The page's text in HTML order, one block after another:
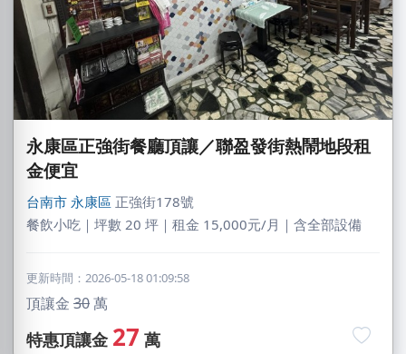
永康區正強街餐廳頂讓／聯盈發街熱鬧地段租
金便宜
台南市 永康區 正強街178號
餐飲小吃｜坪數 20 坪｜租金 15,000元/月｜含全部設備
更新時間：2026-05-18 01:09:58
頂讓金 30萬
特惠頂讓金 27 萬